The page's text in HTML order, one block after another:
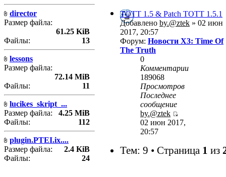
director
Размер файла:
61.25 KiB
Файлы:
13
lessons
Размер файла:
72.14 MiB
Файлы:
11
lucikes_skript_...
Размер файла:
4.25 MiB
Файлы:
112
plugin.PTEI.ix....
Размер файла:
2.4 KiB
Файлы:
24
TOTT 1.5 & Patch TOTT 1.5.1
Добавлено by.@ztek » 02 июн
2017, 20:57
Форум: Новости X3: Time Of
The Truth
0
Комментарии
189068
Просмотров
Последнее
сообщение
by.@ztek
02 июн 2017,
20:57
Тем: 9 • Страница 1 из